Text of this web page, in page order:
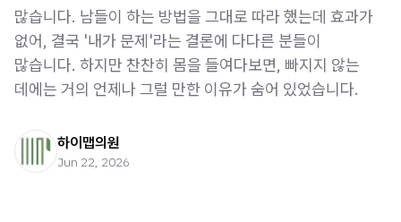
많습니다. 남들이 하는 방법을 그대로 따라 했는데 효과가
없어, 결국 '내가 문제'라는 결론에 다다른 분들이
많습니다. 하지만 찬찬히 몸을 들여다보면, 빠지지 않는
데에는 거의 언제나 그럴 만한 이유가 숨어 있었습니다.
하이맵의원
Jun 22, 2026